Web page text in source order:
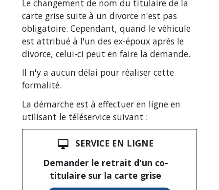
Le changement de nom du titulaire de la
carte grise suite à un divorce n'est pas
obligatoire. Cependant, quand le véhicule
est attribué à l'un des ex-époux après le
divorce, celui-ci peut en faire la demande.
Il n'y a aucun délai pour réaliser cette
formalité.
La démarche est à effectuer en ligne en
utilisant le téléservice suivant :
desktop_mac
SERVICE EN LIGNE
Demander le retrait d'un co-
titulaire sur la carte grise